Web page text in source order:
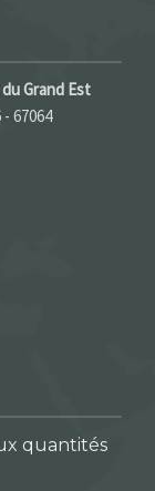
Grand Est
67064
quantités